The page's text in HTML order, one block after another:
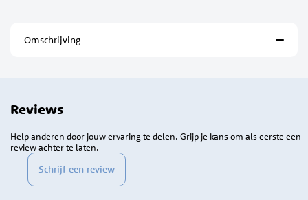
Omschrijving
Reviews
Schrijf een review
Help anderen door jouw ervaring te delen. Grijp je kans om als eerste een
review achter te laten.